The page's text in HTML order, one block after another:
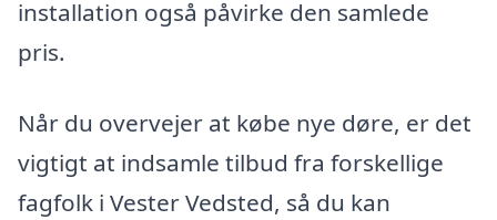
installation også påvirke den samlede
pris.
Når du overvejer at købe nye døre, er det
vigtigt at indsamle tilbud fra forskellige
fagfolk i Vester Vedsted, så du kan